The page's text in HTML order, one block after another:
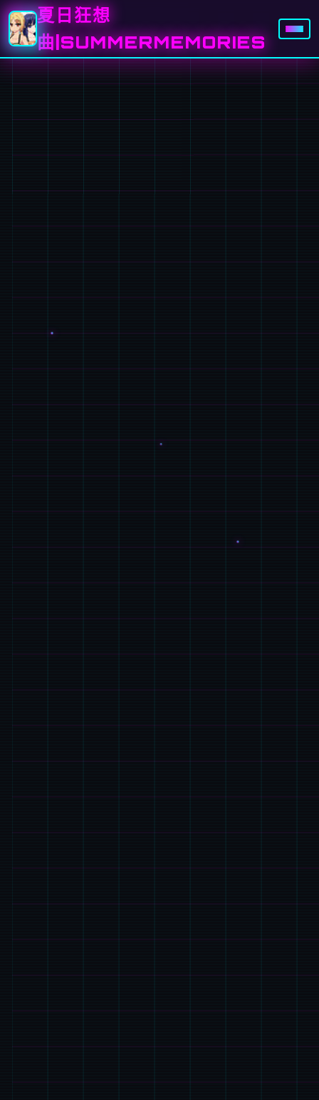
夏日狂想
曲|SUMMERMEMORIES